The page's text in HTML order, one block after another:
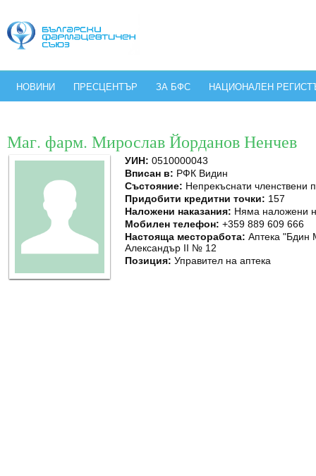
НОВИНИ ПРЕСЦЕНТЪР ЗА БФС НАЦИОНАЛЕН
Маг. фарм. Мирослав Йорданов Ненчев
УИН: 0510000043
Вписан в: РФК Видин
Състояние: Непрекъснати членствени
Придобити кредитни точки: 157
Наложени наказания: Няма наложени
Мобилен телефон: +359 889 609 666
Настояща месторабота: Аптека "Бдин
Александър ІІ № 12
Позиция: Управител на аптека